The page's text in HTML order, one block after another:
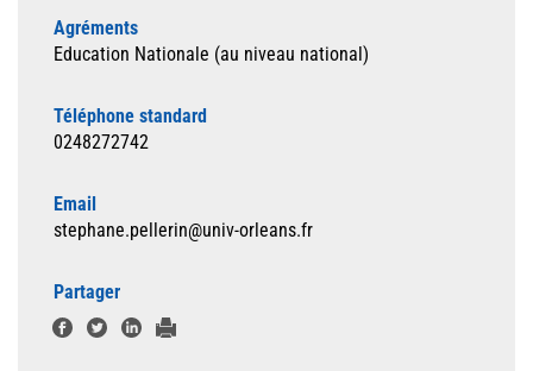
Agréments
Education Nationale (au niveau national)
Téléphone standard
0248272742
Email
stephane.pellerin@univ-orleans.fr
Partager